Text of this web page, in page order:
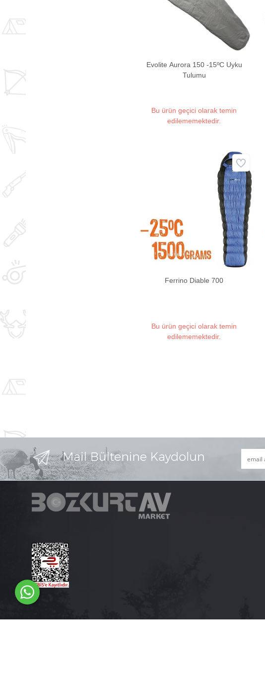
Evolite Aurora 150 -15ºC Uyku
Tulumu
Bu ürün geçici olarak temin
edilememektedir.
Ferrino Diable 700
Bu ürün geçici olarak temin
edilememektedir.